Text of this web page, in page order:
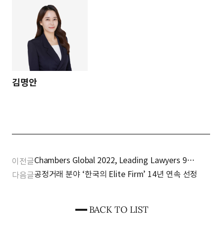
김명안
이전글Chambers Global 2022, Leading Lawyers 9명
선정
BACK TO LIST
다음글공정거래 분야 ‘한국의 Elite Firm’ 14년 연속 선정